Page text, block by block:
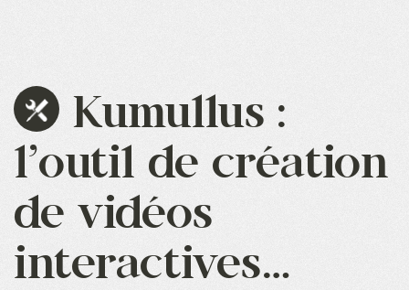
Kumullus :
l’outil de création
de vidéos
interactives…